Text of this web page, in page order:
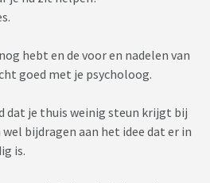
hebt en de voor en nadelen van
goed met je psycholoog.
dat je thuis weinig steun krijgt bij
bijdragen aan het idee dat er in
is.